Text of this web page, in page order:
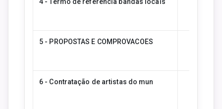
5 - PROPOSTAS E COMPROVACOES
6 - Contratação de artistas do mun